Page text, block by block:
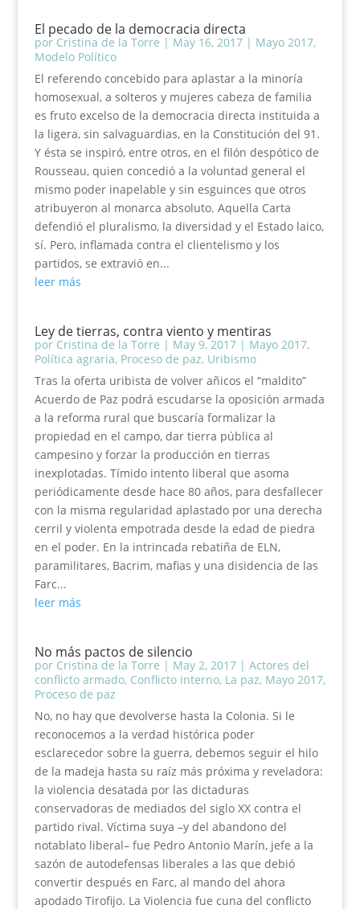
El pecado de la democracia directa
por Cristina de la Torre | May 16, 2017| Mayo 2017,
Modelo Político
El referendo concebido para aplastar a la minoría
homosexual, a solteros y mujeres cabeza de familia
es fruto excelso de la democracia directa instituida a
la ligera, sin salvaguardias, en la Constitución del 91.
Y ésta se inspiró, entre otros, en el filón despótico de
Rousseau, quien concedió a la voluntad general el
mismo poder inapelable y sin esguinces que otros
atribuyeron al monarca absoluto. Aquella Carta
defendió el pluralismo, la diversidad y el Estado laico,
sí. Pero, inflamada contra el clientelismo y los
partidos, se extravió en...
leer más
Ley de tierras, contra viento y mentiras
por Cristina de la Torre | May 9, 2017| Mayo 2017,
Política agraria, Proceso de paz, Uribismo
Tras la oferta uribista de volver añicos el “maldito”
Acuerdo de Paz podrá escudarse la oposición armada
a la reforma rural que buscaría formalizar la
propiedad en el campo, dar tierra pública al
campesino y forzar la producción en tierras
inexplotadas. Tímido intento liberal que asoma
periódicamente desde hace 80 años, para desfallecer
con la misma regularidad aplastado por una derecha
cerril y violenta empotrada desde la edad de piedra
en el poder. En la intrincada rebatiña de ELN,
paramilitares, Bacrim, mafias y una disidencia de las
Farc...
leer más
No más pactos de silencio
por Cristina de la Torre | May 2, 2017| Actores del
conflicto armado, Conflicto interno, La paz, Mayo 2017,
Proceso de paz
No, no hay que devolverse hasta la Colonia. Si le
reconocemos a la verdad histórica poder
esclarecedor sobre la guerra, debemos seguir el hilo
de la madeja hasta su raíz más próxima y reveladora:
la violencia desatada por las dictaduras
conservadoras de mediados del siglo XX contra el
partido rival. Víctima suya –y del abandono del
notablato liberal– fue Pedro Antonio Marín, jefe a la
sazón de autodefensas liberales a las que debió
convertir después en Farc, al mando del ahora
apodado Tirofijo. La Violencia fue cuna del conflicto